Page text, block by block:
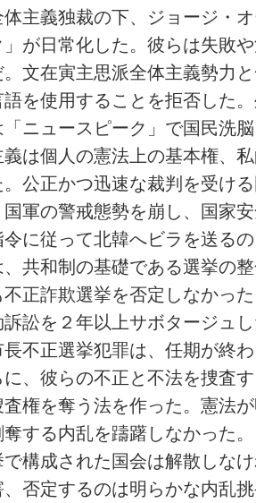
主義独裁の下、ジョージ・
」が日常化した。彼らは失敗
文在寅主思派全体主義勢力
を使用することを拒否した
ニュースピーク」で国民洗
は個人の憲法上の基本権、
。公正かつ迅速な裁判を受け
軍の警戒態勢を崩し、国家
令に従って北韓へビラを送る
共和制の基礎である選挙の
正詐欺選挙を否定しなかっ
訟を２年以上サボタージュ
不正選挙犯罪は、任期が終
、彼らの不正と不法を捜査
査権を奪う法を作った。憲法
する内乱を躊躇しなかった。
構成された国会は解散しな
否定するのは明らかな内乱